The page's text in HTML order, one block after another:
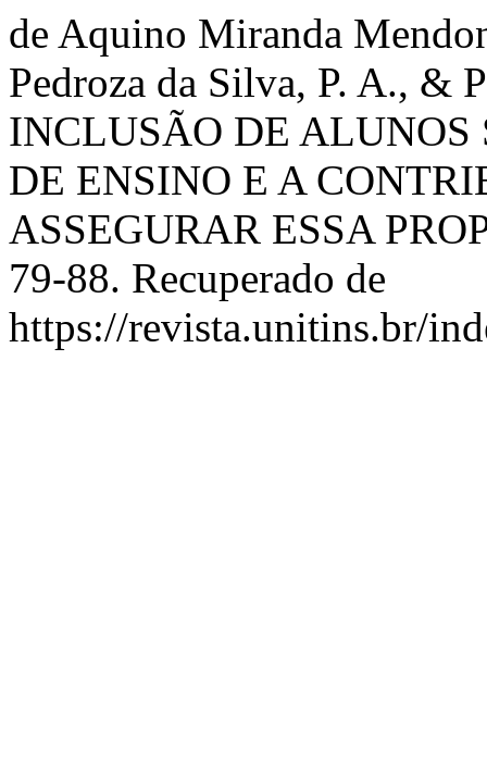
de Aquino Miranda
Pedroza da Silva, P. A., &
INCLUSÃO DE ALUNOS
DE ENSINO E A
ASSEGURAR ESSA
79-88. Recuperado de
https://revista.unitins.br/